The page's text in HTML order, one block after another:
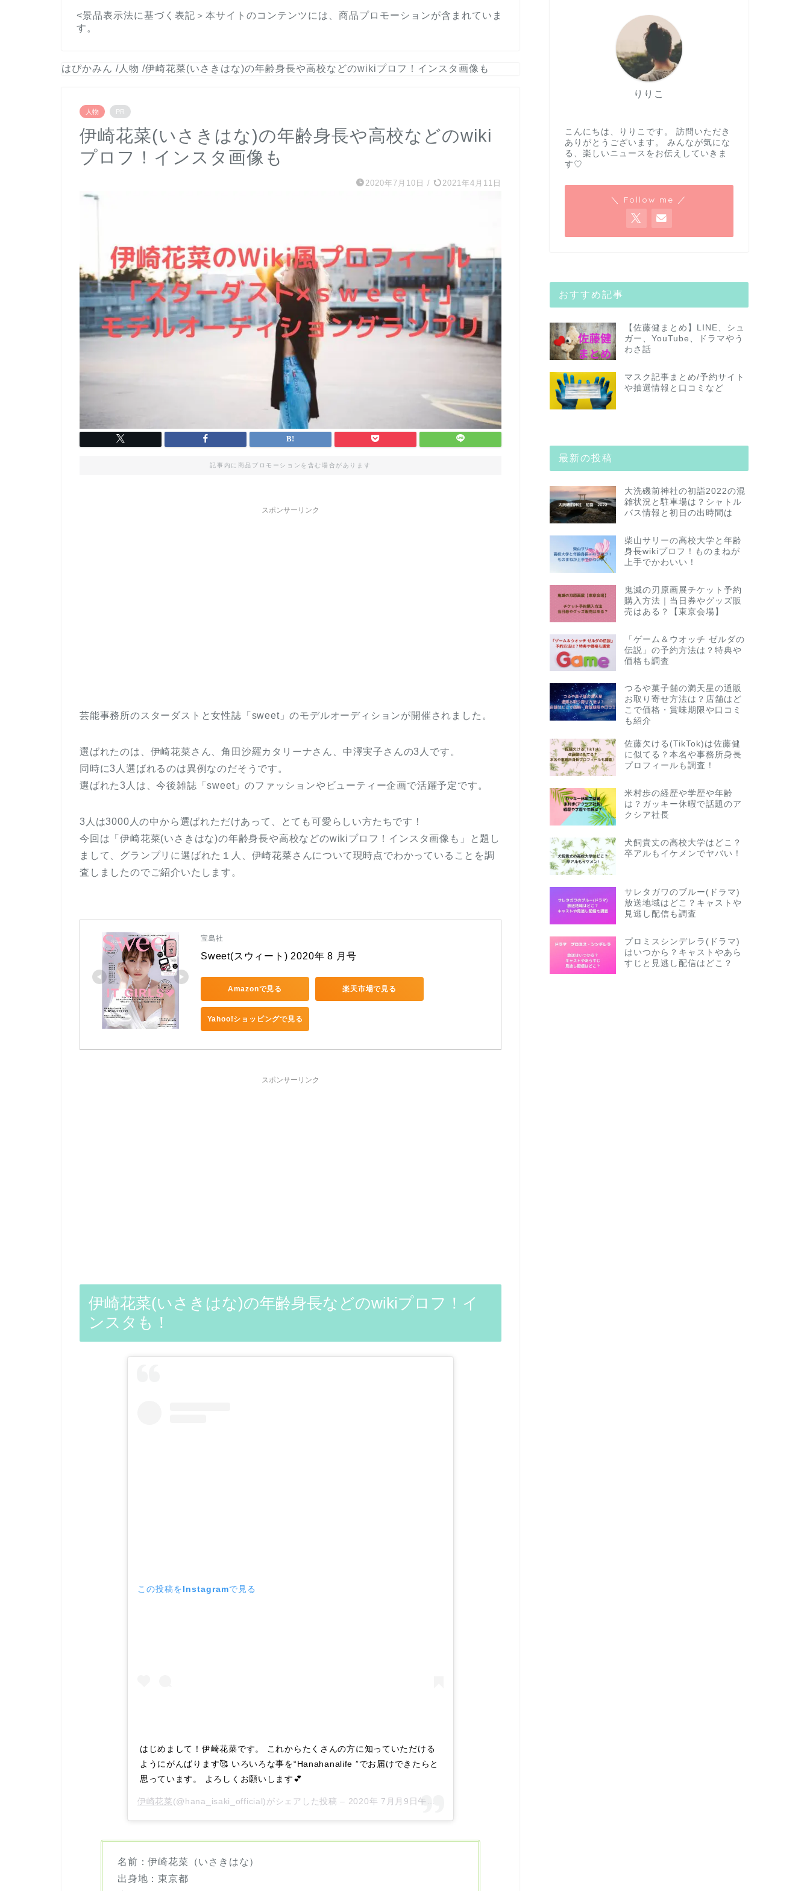
<景品表示法に基づく表記＞本サイトのコンテンツには、商品プロモーションが含まれていま
す。
はぴかみん / 人物 /伊崎花菜(いさきはな)の年齢身長や高校などのwikiプロフ！インスタ画像も
人物 PR
伊崎花菜(いさきはな)の年齢身長や高校などのwiki
プロフ！インスタ画像も
2020年7月10日 / 2021年4月11日
記事内に商品プロモーションを含む場合があります
スポンサーリンク
芸能事務所のスターダストと女性誌「sweet」のモデルオーディションが開催されました。
選ばれたのは、伊崎花菜さん、角田沙羅カタリーナさん、中澤実子さんの3人です。
同時に3人選ばれるのは異例なのだそうです。
選ばれた3人は、今後雑誌「sweet」のファッションやビューティー企画で活躍予定です。
3人は3000人の中から選ばれただけあって、とても可愛らしい方たちです！
今回は「伊崎花菜(いさきはな)の年齢身長や高校などのwikiプロフ！インスタ画像も」と題し
まして、グランプリに選ばれた１人、伊崎花菜さんについて現時点でわかっていることを調
査しましたのでご紹介いたします。
宝島社
Sweet(スウィート) 2020年 8 月号
Amazonで見る 楽天市場で見る
Yahoo!ショッピングで見る
スポンサーリンク
伊崎花菜(いさきはな)の年齢身長などのwikiプロフ！イ
ンスタも！
この投稿をInstagramで見る
はじめまして！伊崎花菜です。 これからたくさんの方に知っていただける
ようにがんばります🥰 いろいろな事を“Hanahanalife ”でお届けできたらと
思っています。 よろしくお願いします💕
伊崎花菜(@hana_isaki_official)がシェアした投稿 – 2020年 7月月9日午後3時00分PDT
名前：伊崎花菜（いさきはな）
出身地：東京都
りりこ
こんにちは、りりこです。 訪問いただき
ありがとうございます。 みんなが気にな
る、楽しいニュースをお伝えしていきま
す♡
＼ Follow me ／
おすすめ記事
【佐藤健まとめ】LINE、シュ
ガー、YouTube、ドラマやう
わさ話
マスク記事まとめ/予約サイト
や抽選情報と口コミなど
最新の投稿
大洗磯前神社の初詣2022の混
雑状況と駐車場は？シャトル
バス情報と初日の出時間は
柴山サリーの高校大学と年齢
身長wikiプロフ！ものまねが
上手でかわいい！
鬼滅の刃原画展チケット予約
購入方法｜当日券やグッズ販
売はある？【東京会場】
「ゲーム＆ウオッチ ゼルダの
伝説」の予約方法は？特典や
価格も調査
つるや菓子舗の満天星の通販
お取り寄せ方法は？店舗はど
こで価格・賞味期限や口コミ
も紹介
佐藤欠ける(TikTok)は佐藤健
に似てる？本名や事務所身長
プロフィールも調査！
米村歩の経歴や学歴や年齢
は？ガッキー休暇で話題のア
クシア社長
犬飼貴丈の高校大学はどこ？
卒アルもイケメンでヤバい！
サレタガワのブルー(ドラマ)
放送地域はどこ？キャストや
見逃し配信も調査
プロミスシンデレラ(ドラマ)
はいつから？キャストやあら
すじと見逃し配信はどこ？